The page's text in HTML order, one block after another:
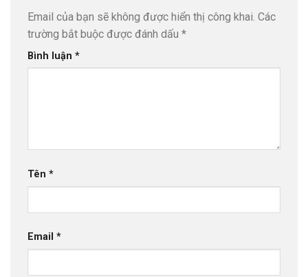
Email của bạn sẽ không được hiển thị công khai. Các
trường bắt buộc được đánh dấu *
Bình luận *
Tên *
Email *